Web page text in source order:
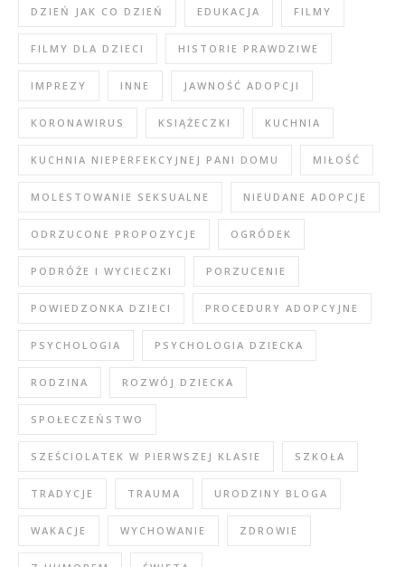
DZIEŃ JAK CO DZIEŃ EDUKACJA FILMY
FILMY DLA DZIECI HISTORIE PRAWDZIWE
IMPREZY INNE JAWNOŚĆ ADOPCJI
KORONAWIRUS KSIĄŻECZKI KUCHNIA
KUCHNIA NIEPERFEKCYJNEJ PANI DOMU MIŁOŚĆ
MOLESTOWANIE SEKSUALNE NIEUDANE ADOPCJE
ODRZUCONE PROPOZYCJE OGRÓDEK
PODRÓŻE I WYCIECZKI PORZUCENIE
POWIEDZONKA DZIECI PROCEDURY ADOPCYJNE
PSYCHOLOGIA PSYCHOLOGIA DZIECKA
RODZINA ROZWÓJ DZIECKA
SPOŁECZEŃSTWO
SZEŚCIOLATEK W PIERWSZEJ KLASIE SZKOŁA
TRADYCJE TRAUMA URODZINY BLOGA
WAKACJE WYCHOWANIE ZDROWIE